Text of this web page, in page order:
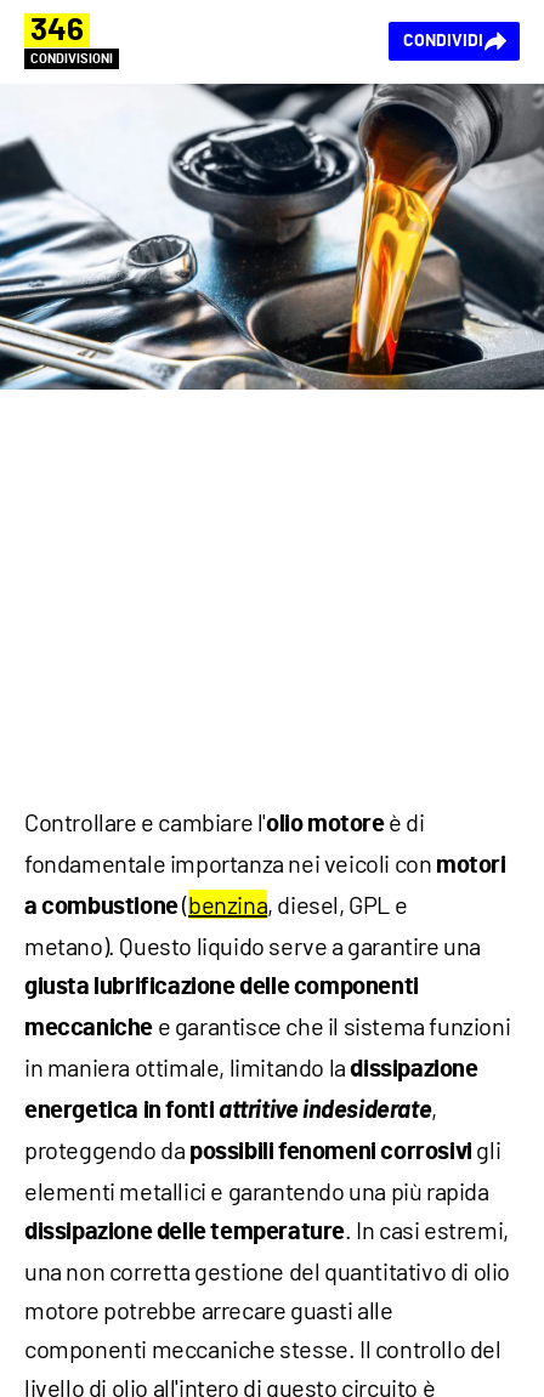
346
CONDIVISIONI
CONDIVIDI
Controllare e cambiare l'olio motoreè di
fondamentale importanza nei veicoli con motori
a combustione(benzina, diesel, GPL e
metano). Questo liquido serve a garantire una
giusta lubrificazione delle componenti
meccaniche e garantisce che il sistema funzioni
in maniera ottimale, limitando la dissipazione
energetica in fonti attritive indesiderate,
proteggendo da possibili fenomeni corrosivi gli
elementi metallici e garantendo una più rapida
dissipazione delle temperature. In casi estremi,
una non corretta gestione del quantitativo di olio
motore potrebbe arrecare guasti alle
componenti meccaniche stesse. Il controllo del
livello di olio all'intero di questo circuito è